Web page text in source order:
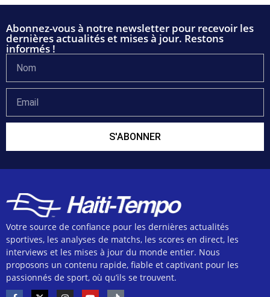
Abonnez-vous à notre newsletter pour recevoir les
dernières actualités et mises à jour. Restons
informés !
S'ABONNER
Votre source de confiance pour les dernières actualités
sportives, les analyses de matchs, les scores en direct, les
interviews et les mises à jour du monde entier. Nous
proposons un contenu rapide, fiable et captivant pour les
passionnés de sport, où qu’ils se trouvent.